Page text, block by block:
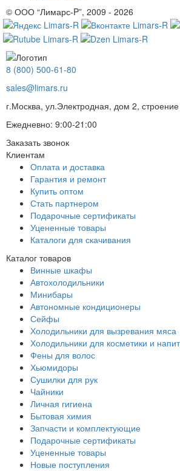
© ООО “Лимарс-P”, 2009 - 2026
8 (800) 500-61-80
sales@limars.ru
г.Москва, ул.Электродная, дом 2,
Ежедневно: 9:00-21:00
Заказать звонок
Клиентам
Оплата и доставка
Гарантия и ремонт
Купить оптом
Стать партнером
Подарочные сертификаты
Уцененные товары
Каталоги для скачивания
Каталог товаров
Винные шкафы
Автохолодильники
Минибары
Автономные кондиционеры
Сейфы
Холодильники для вызревания мяса
Холодильники для косметики и
Фены для волос
Хьюмидоры
Сушилки для рук
Чайники
Личная гигиена
Бытовая химия
Запчасти и комплектующие
Подарочные сертификаты
Уцененные товары
Новые поступления